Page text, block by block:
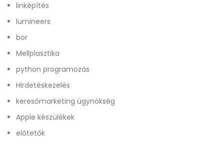
linképítés
lumineers
bor
Mellplasztika
python programozás
Hirdetéskezelés
keresőmarketing ügynökség
Apple készülékek
előtetők